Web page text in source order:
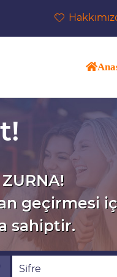
geçirmesi
sahiptir.